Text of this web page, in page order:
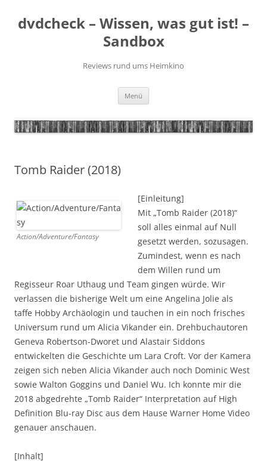
springen
dvdcheck – Wissen, was gut ist! –
Sandbox
Reviews rund ums Heimkino
Menü
Tomb Raider (2018)
Action/Adventure/Fantasy
[Einleitung]
Mit „Tomb Raider (2018)“
soll alles einmal auf Null
gesetzt werden, sozusagen.
Zumindest, wenn es nach
dem Willen rund um
Regisseur Roar Uthaug und Team gingen würde. Wir
verlassen die bisherige Welt um eine Angelina Jolie als
taffe Hobby Archäologin und tauchen in ein noch frisches
Universum rund um Alicia Vikander ein. Drehbuchautoren
Geneva Robertson-Dworet und Alastair Siddons
entwickelten die Geschichte um Lara Croft. Vor der Kamera
zeigen sich neben Alicia Vikander auch noch Dominic West
sowie Walton Goggins und Daniel Wu. Ich konnte mir die
2018 abgedrehte „Tomb Raider“ Interpretation auf High
Definition Blu-ray Disc aus dem Hause Warner Home Video
genauer anschauen.
[Inhalt]